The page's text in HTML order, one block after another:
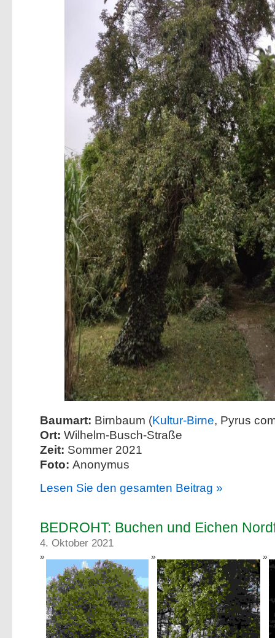
Baumart: Birnbaum (Kultur-Birne, Pyrus
Ort: Wilhelm-Busch-Straße
Zeit: Sommer 2021
Foto: Anonymus
Lesen Sie den gesamten Beitrag »
BEDROHT: Buchen und Eichen
4. Oktober 2021